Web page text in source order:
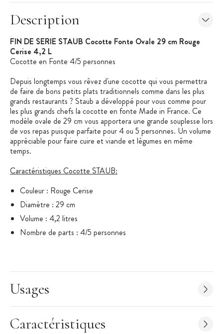
Description
FIN DE SERIE STAUB Cocotte Fonte Ovale 29 cm Rouge
Cerise 4,2 L
Cocotte en Fonte 4/5 personnes
Depuis longtemps vous rêvez d'une cocotte qui vous permettra
de faire de bons petits plats traditionnels comme dans les plus
grands restaurants ? Staub a développé pour vous comme pour
les plus grands chefs la cocotte en fonte Made in France. Ce
modèle ovale de 29 cm vous apportera une grande souplesse lors
de vos repas puisque parfaite pour 4 ou 5 personnes. Un volume
appréciable pour faire cuire et viande et légumes en même
temps.
Caractéristiques Cocotte STAUB:
Couleur : Rouge Cerise
Diamètre : 29 cm
Volume : 4,2 litres
Nombre de parts : 4/5 personnes
Tous feux dont induction (passe au four)
Passe au lave vaisselle mais nous vous conseillons de laver
votre cocotte sous l'eau chaude avec du produit vaisselle et
une éponge végétale.
Idéale pour les plats mijotés : la cocotte en fonte retient,
Usages
Caractéristiques